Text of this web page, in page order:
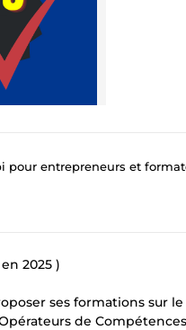
pour entrepreneurs et
2025 )
ses formations sur
de